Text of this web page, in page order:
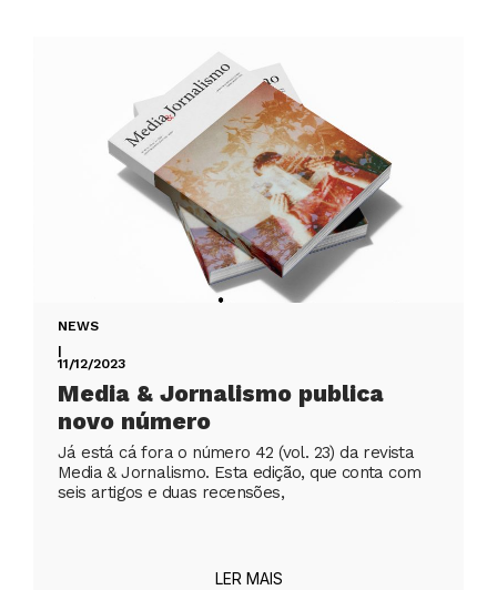
NEWS
|
11/12/2023
Media & Jornalismo publica
novo número
Já está cá fora o número 42 (vol. 23) da revista
Media & Jornalismo. Esta edição, que conta com
seis artigos e duas recensões,
LER MAIS